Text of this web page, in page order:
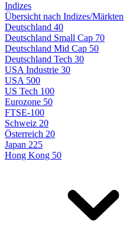
Indizes
Übersicht nach Indizes/Märkten
Deutschland 40
Deutschland Small Cap 70
Deutschland Mid Cap 50
Deutschland Tech 30
USA Industrie 30
USA 500
US Tech 100
Eurozone 50
FTSE-100
Schweiz 20
Österreich 20
Japan 225
Hong Kong 50